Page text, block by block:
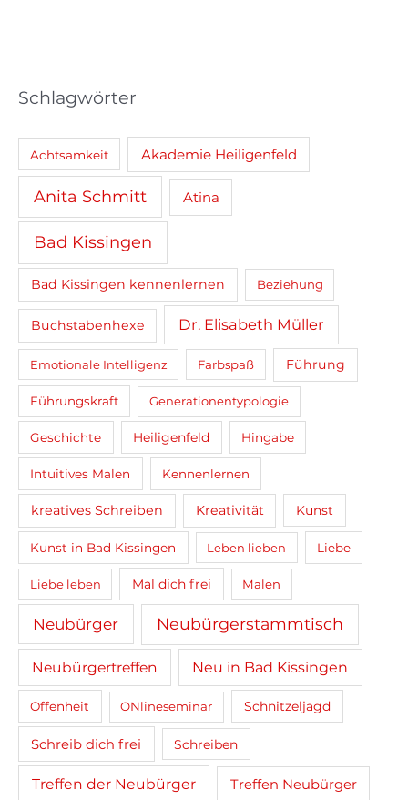
Schlagwörter
Achtsamkeit Akademie Heiligenfeld
Anita Schmitt Atina
Bad Kissingen
Bad Kissingen kennenlernen Beziehung
Buchstabenhexe Dr. Elisabeth Müller
Emotionale Intelligenz Farbspaß Führung
Führungskraft Generationentypologie
Geschichte Heiligenfeld Hingabe
Intuitives Malen Kennenlernen
kreatives Schreiben Kreativität Kunst
Kunst in Bad Kissingen Leben lieben Liebe
Liebe leben Mal dich frei Malen
Neubürger Neubürgerstammtisch
Neubürgertreffen Neu in Bad Kissingen
Offenheit ONlineseminar Schnitzeljagd
Schreib dich frei Schreiben
Treffen der Neubürger Treffen Neubürger